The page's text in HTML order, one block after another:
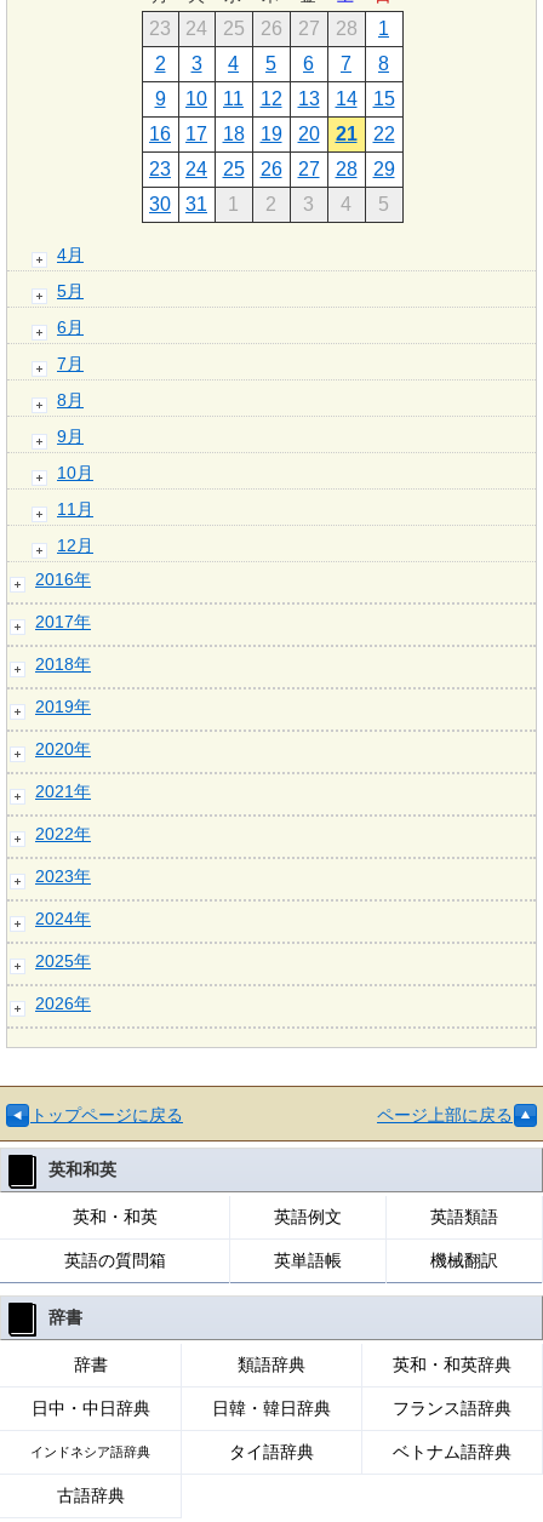
23 24 25 26 27 28
1
2
3 4 5 6 7
8
9
10 11 12 13 14
15
16
17 18 19 20 21
22
23
24 25 26 27 28
29
30
31 1 2 3 4 5
4月
5月
6月
7月
8月
9月
10月
11月
12月
2016年
2017年
2018年
2019年
2020年
2021年
2022年
2023年
2024年
2025年
2026年
トップページに戻る ページ上部に戻る
英和和英
英和・和英 英語例文 英語類語
英語の質問箱 英単語帳 機械翻訳
辞書
辞書 類語辞典 英和・和英辞典
日中・中日辞典 日韓・韓日辞典 フランス語辞典
インドネシア語辞典 タイ語辞典 ベトナム語辞典
古語辞典